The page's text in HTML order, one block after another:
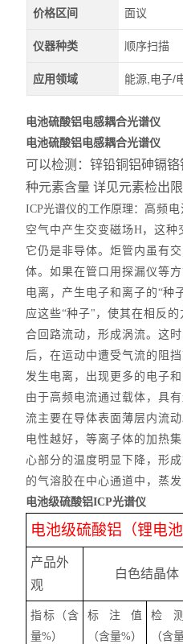
价格区间 面议
仪器种类 顺序扫描
应用领域 能源,电子/
电池硫酸铝电感耦合光谱仪
电池硫酸铝电感耦合光谱仪
可以检测：锌铅铜铝砷镉
种元素含量 详见元素检出
ICP光谱仪的工作原理： 高频
空气中产生交变磁场H，这种
它仍是非导体。炬管内虽有
体。如果在管口用探漏仪等
电离，产生电子和离子的“种
应这些“种子" ，使其在相反
合回路流动，形成涡流。这
后，在运动中遭受气流的阻
发生电离，出现更多的电子
由于高频电流通过载体，具
流主要在导体表面薄层内流
电性越好，等离子体的加热
心部分的温度明显下降，形
的气溶胶在中心通道中，蒸
电池级硫酸铝ICP光谱仪
电池级硫酸铝（锂电
产品外
观
白色结晶体
指标（含
量%）
标注值
（含量%）
检
（含